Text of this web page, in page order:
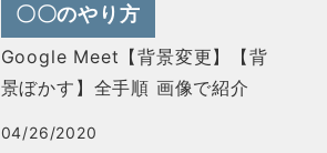
〇〇のやり方
Google Meet【背景変更】【背
景ぼかす】全手順 画像で紹介
04/26/2020